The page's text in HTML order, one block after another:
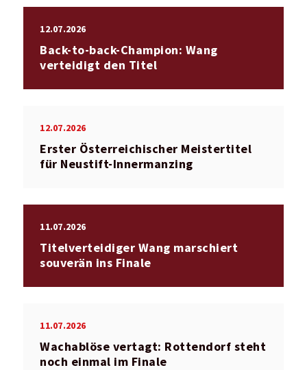
12.07.2026
Back-to-back-Champion: Wang
verteidigt den Titel
12.07.2026
Erster Österreichischer Meistertitel
für Neustift-Innermanzing
11.07.2026
Titelverteidiger Wang marschiert
souverän ins Finale
11.07.2026
Wachablöse vertagt: Rottendorf steht
noch einmal im Finale